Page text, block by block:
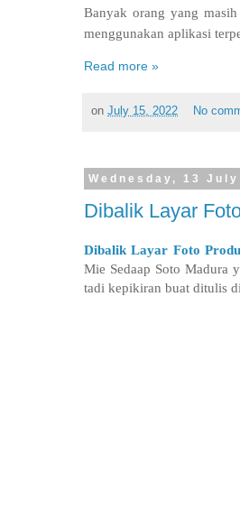
Banyak orang yang
menggunakan aplikasi
Read more »
on July 15, 2022 No
Wednesday, 13 July
Dibalik Layar
Dibalik Layar Foto
Mie Sedaap Soto Madura
tadi kepikiran buat ditulis